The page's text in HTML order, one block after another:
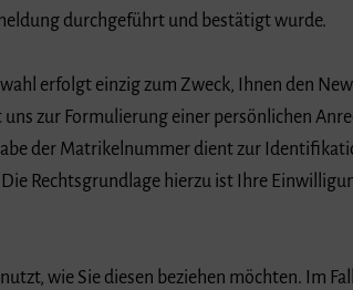
durchgeführt und bestätigt wurde.
erfolgt einzig zum Zweck, Ihnen den
zur Formulierung einer persönlichen
der Matrikelnummer dient zur
Rechtsgrundlage hierzu ist Ihre
wie Sie diesen beziehen möchten. Im